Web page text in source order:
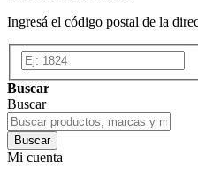
Ingresá el código postal de la
Buscar
Buscar
Buscar
Mi cuenta